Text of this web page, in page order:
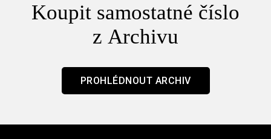
Koupit samostatné číslo
z Archivu
PROHLÉDNOUT ARCHIV